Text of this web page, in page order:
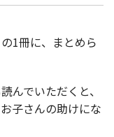
1冊に、まとめら
んでいただくと、
子さんの助けにな